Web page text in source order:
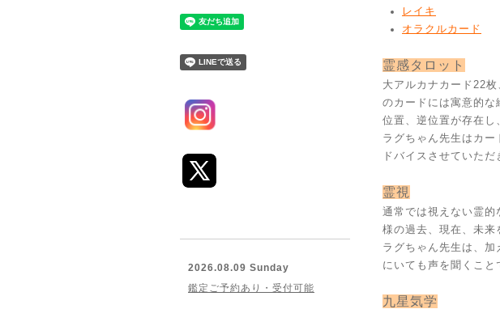
レイキ
オラクルカード
霊感タロット
大アルカナカード22
のカードには寓意的
位置、逆位置が存在し
ラグちゃん先生はカ
ドバイスさせていただ
霊視
通常では視えない霊
様の過去、現在、未来
ラグちゃん先生は、
にいても声を聞くこと
九星気学
2026.08.09 Sunday
鑑定ご予約あり・受付可能